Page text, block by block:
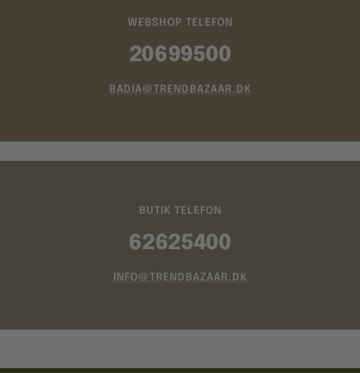
WEBSHOP TELEFON
20699500
BADIA@TRENDBAZAAR.DK
BUTIK TELEFON
62625400
INFO@TRENDBAZAAR.DK